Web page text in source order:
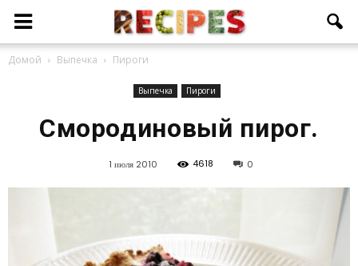
Домой Выпечка Пироги
Выпечка Пироги
Смородиновый пирог.
1 июля 2010 4618 0